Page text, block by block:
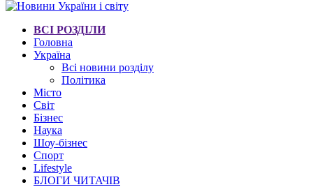
ВСІ РОЗДІЛИ
Головна
Україна
Всі новини розділу
Політика
Місто
Світ
Бізнес
Наука
Шоу-бізнес
Спорт
Lifestyle
БЛОГИ ЧИТАЧІВ